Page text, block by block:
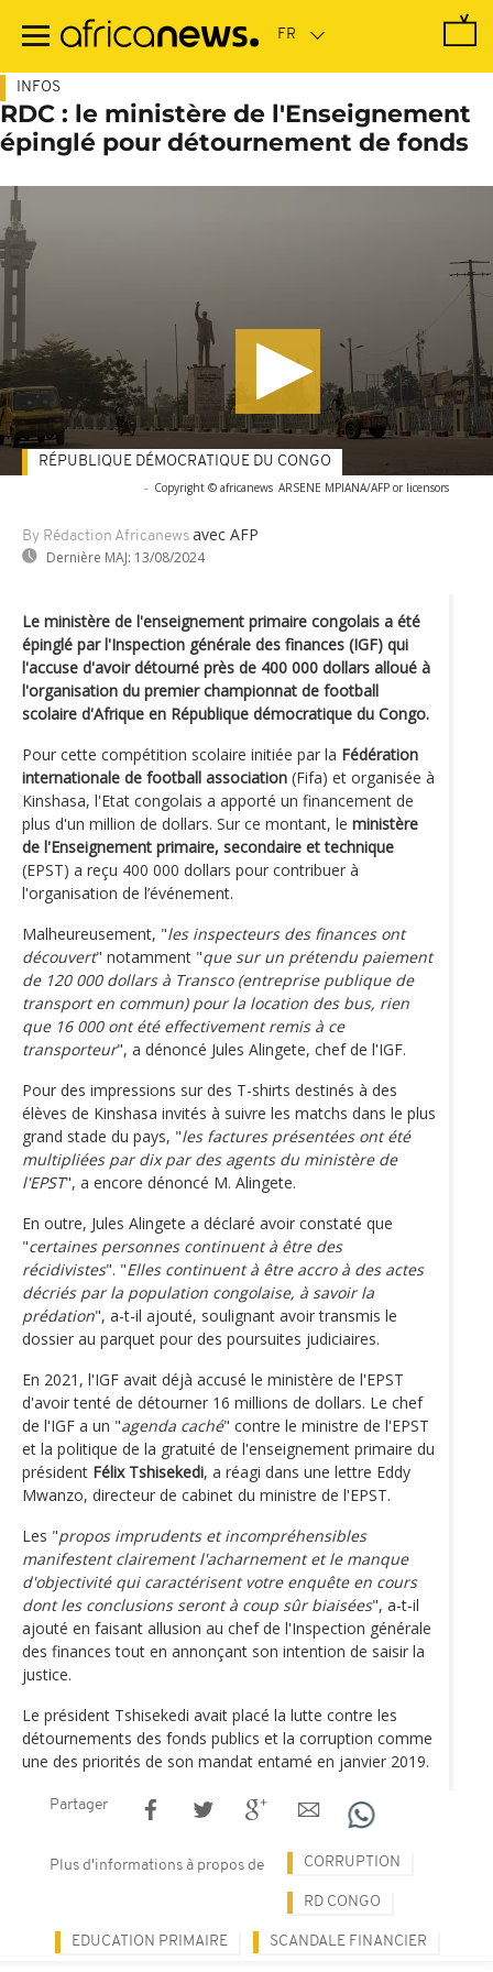
contenu
INFOS
RDC : le ministère de l'Enseignement
épinglé pour détournement de fonds
- Copyright © africanews ARSENE MPIANA/AFP or licensors
By Rédaction Africanews avec AFP
Dernière MAJ: 13/08/2024
RÉPUBLIQUE DÉMOCRATIQUE DU CONGO
Le ministère de l'enseignement primaire congolais a été
épinglé par l'Inspection générale des finances (IGF) qui
l'accuse d'avoir détourné près de 400 000 dollars alloué à
l'organisation du premier championnat de football
scolaire d'Afrique en République démocratique du Congo.
Pour cette compétition scolaire initiée par la Fédération
internationale de football association (Fifa) et organisée à
Kinshasa, l'Etat congolais a apporté un financement de
plus d'un million de dollars. Sur ce montant, le ministère
de l'Enseignement primaire, secondaire et technique
(EPST) a reçu 400 000 dollars pour contribuer à
l'organisation de l’événement.
Malheureusement, "les inspecteurs des finances ont
découvert" notamment "que sur un prétendu paiement
de 120 000 dollars à Transco (entreprise publique de
transport en commun) pour la location des bus, rien
que 16 000 ont été effectivement remis à ce
transporteur", a dénoncé Jules Alingete, chef de l'IGF.
Pour des impressions sur des T-shirts destinés à des
élèves de Kinshasa invités à suivre les matchs dans le plus
grand stade du pays, "les factures présentées ont été
multipliées par dix par des agents du ministère de
l'EPST", a encore dénoncé M. Alingete.
En outre, Jules Alingete a déclaré avoir constaté que
"certaines personnes continuent à être des
récidivistes". "Elles continuent à être accro à des actes
décriés par la population congolaise, à savoir la
prédation", a-t-il ajouté, soulignant avoir transmis le
dossier au parquet pour des poursuites judiciaires.
En 2021, l'IGF avait déjà accusé le ministère de l'EPST
d'avoir tenté de détourner 16 millions de dollars. Le chef
de l'IGF a un "agenda caché" contre le ministre de l'EPST
et la politique de la gratuité de l'enseignement primaire du
président Félix Tshisekedi, a réagi dans une lettre Eddy
Mwanzo, directeur de cabinet du ministre de l'EPST.
Les "propos imprudents et incompréhensibles
manifestent clairement l'acharnement et le manque
d'objectivité qui caractérisent votre enquête en cours
dont les conclusions seront à coup sûr biaisées", a-t-il
ajouté en faisant allusion au chef de l'Inspection générale
des finances tout en annonçant son intention de saisir la
justice.
Le président Tshisekedi avait placé la lutte contre les
détournements des fonds publics et la corruption comme
une des priorités de son mandat entamé en janvier 2019.
Partager
Plus d'informations à propos de CORRUPTION
RD CONGO
EDUCATION PRIMAIRE SCANDALE FINANCIER